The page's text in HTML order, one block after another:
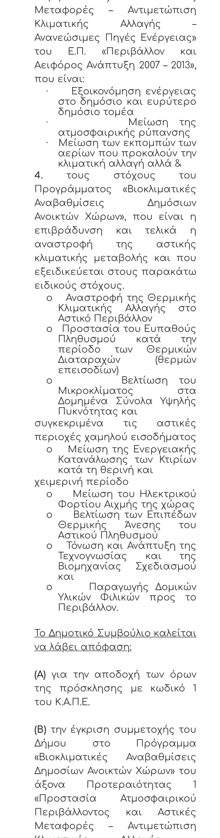
Μεταφορές – Αντιμετώπιση
Κλιματικής Αλλαγής –
Ανανεώσιμες Πηγές Ενέργειας»
του Ε.Π. «Περιβάλλον και
Αειφόρος Ανάπτυξη 2007 – 2013»,
που είναι:
·
Εξοικονόμηση ενέργειας
στο δημόσιο και ευρύτερο
δημόσιο τομέα
·
Μείωση της
ατμοσφαιρικής ρύπανσης
·
Μείωση των εκπομπών των
αερίων που προκαλούν την
κλιματική αλλαγή αλλά &
4. τους στόχους του
Προγράμματος «Βιοκλιματικές
Αναβαθμίσεις Δημόσιων
Ανοικτών Χώρων», που είναι η
επιβράδυνση και τελικά η
αναστροφή της αστικής
κλιματικής μεταβολής και που
εξειδικεύεται στους παρακάτω
ειδικούς στόχους.
o
Αναστροφή της Θερμικής
Κλιματικής Αλλαγής στο
Αστικό Περιβάλλον
o
Προστασία του Ευπαθούς
Πληθυσμού κατά την
περίοδο των Θερμικών
Διαταραχών (θερμών
επεισοδίων)
o
Βελτίωση του
Μικροκλίματος στα
Δομημένα Σύνολα Υψηλής
Πυκνότητας και
συγκεκριμένα τις αστικές
περιοχές χαμηλού εισοδήματος
o
Μείωση της Ενεργειακής
Κατανάλωσης των Κτιρίων
κατά τη θερινή και
χειμερινή περίοδο
o
Μείωση του Ηλεκτρικού
Φορτίου Αιχμής της χώρας
o
Βελτίωση των Επιπέδων
Θερμικής Άνεσης του
Αστικού Πληθυσμού
o
Τόνωση και Ανάπτυξη της
Τεχνογνωσίας και της
Βιομηχανίας Σχεδιασμού
και
o
Παραγωγής Δομικών
Υλικών Φιλικών προς το
Περιβάλλον.
Το Δημοτικό Συμβούλιο καλείται
να λάβει απόφαση:
(Α) για την αποδοχή των όρων
της πρόσκλησης με κωδικό 1
του Κ.Α.Π.Ε.
(Β) την έγκριση συμμετοχής του
Δήμου στο Πρόγραμμα
«Βιοκλιματικές Αναβαθμίσεις
Δημοσίων Ανοικτών Χώρων» του
άξονα Προτεραιότητας 1
«Προστασία Ατμοσφαιρικού
Περιβάλλοντος και Αστικές
Μεταφορές – Αντιμετώπιση